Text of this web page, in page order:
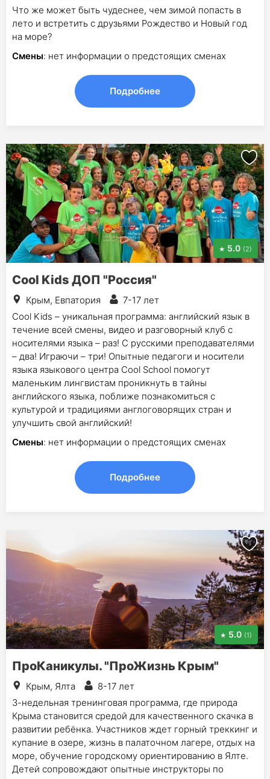
Что же может быть чудеснее, чем зимой попасть в
лето и встретить с друзьями Рождество и Новый год
на море?
Смены: нет информации о предстоящих сменах
Подробнее
5.0 (2)
Cool Kids ДОП "Россия"
Крым, Евпатория
7-17 лет
Cool Kids – уникальная программа: английский язык в
течение всей смены, видео и разговорный клуб с
носителями языка – раз! С русскими преподавателями
– два! Играючи – три! Опытные педагоги и носители
языка языкового центра Cool School помогут
маленьким лингвистам проникнуть в тайны
английского языка, поближе познакомиться с
культурой и традициями англоговорящих стран и
улучшить свой английский!
Смены: нет информации о предстоящих сменах
Подробнее
5.0 (1)
ПроКаникулы. "ПроЖизнь Крым"
Крым, Ялта
8-17 лет
3-недельная тренинговая программа, где природа
Крыма становится средой для качественного скачка в
развитии ребёнка. Участников ждет горный треккинг и
купание в озере, жизнь в палаточном лагере, отдых на
море, обучение городскому ориентированию в Ялте.
Детей сопровождают опытные инструкторы по